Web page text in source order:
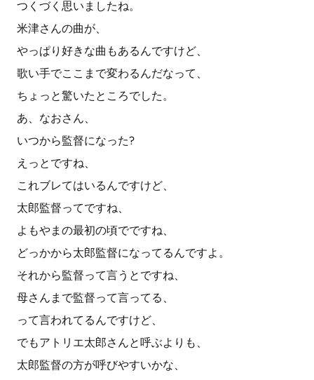
つくづく思いましたね。
米津さんの曲が、
やっぱり好きな曲もあるんですけど、
歌い手でここまで変わるんだなって、
ちょっと驚いたところでした。
あ、なおさん、
いつから監督になった?
えっとですね、
これブレてはいるんですけど、
太郎監督ってですね、
よもやまの最初の頃でですね、
どっかから太郎監督になってるんですよ。
それから監督って言うとですね、
母さんまで監督って言ってる、
って言われてるんですけど、
でもアトリエ太郎さんと呼ぶよりも、
太郎監督の方が呼びやすいかな、